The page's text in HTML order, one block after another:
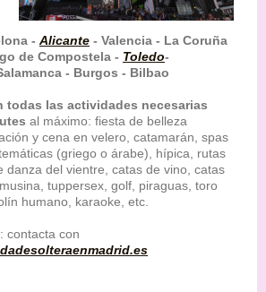
- Alicante - Valencia - La Coruña
de Compostela - Toledo-
- Burgos - Bilbao
todas las actividades necesarias
al máximo: fiesta de belleza
y cena en velero, catamarán, spas
(griego o árabe), hípica, rutas
danza del vientre, catas de vino, catas
tuppersex, golf, piraguas, toro
humano, karaoke, etc.
contacta con